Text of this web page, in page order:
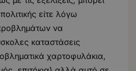
είτε λόγω
να
καταστάσεις
χαρτοφυλάκια,